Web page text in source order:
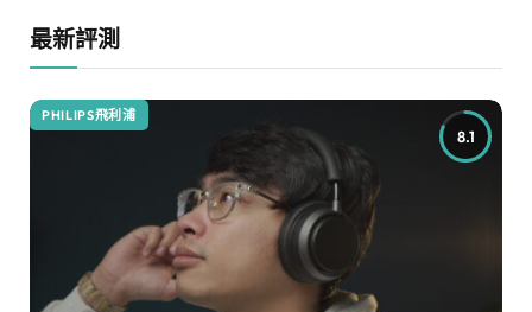
最新評測
8.1
PHILIPS飛利浦